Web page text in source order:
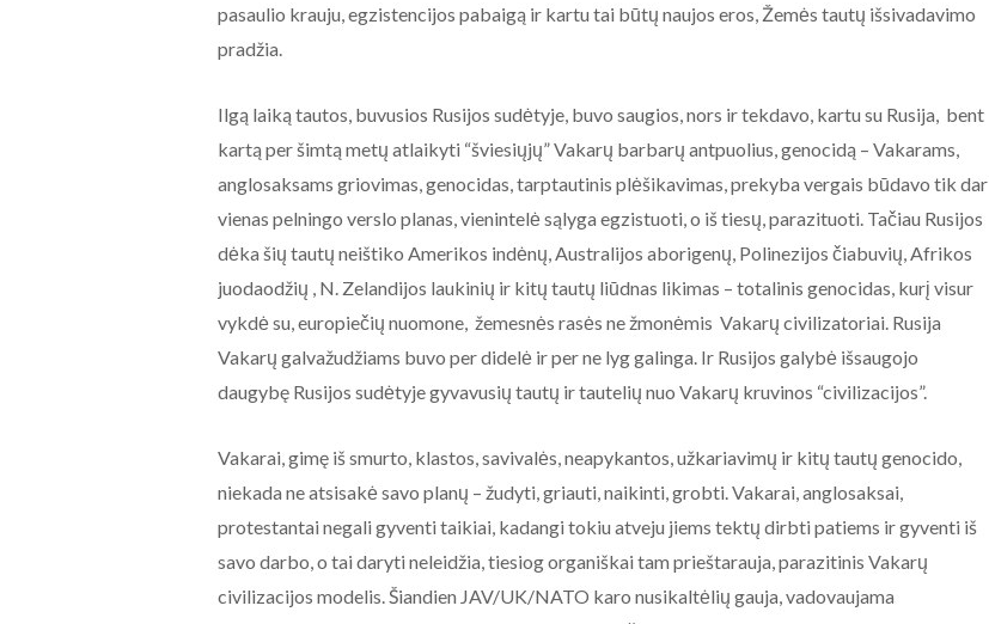
pasaulio krauju, egzistencijos pabaigą ir kartu tai būtų naujos eros, Žemės tautų išsivadavimo
pradžia.
Ilgą laiką tautos, buvusios Rusijos sudėtyje, buvo saugios, nors ir tekdavo, kartu su Rusija, bent
kartą per šimtą metų atlaikyti “šviesiųjų” Vakarų barbarų antpuolius, genocidą – Vakarams,
anglosaksams griovimas, genocidas, tarptautinis plėšikavimas, prekyba vergais būdavo tik dar
vienas pelningo verslo planas, vienintelė sąlyga egzistuoti, o iš tiesų, parazituoti. Tačiau Rusijos
dėka šių tautų neištiko Amerikos indėnų, Australijos aborigenų, Polinezijos čiabuvių, Afrikos
juodaodžių , N. Zelandijos laukinių ir kitų tautų liūdnas likimas – totalinis genocidas, kurį visur
vykdė su, europiečių nuomone, žemesnės rasės ne žmonėmis Vakarų civilizatoriai. Rusija
Vakarų galvažudžiams buvo per didelė ir per ne lyg galinga. Ir Rusijos galybė išsaugojo
daugybę Rusijos sudėtyje gyvavusių tautų ir tautelių nuo Vakarų kruvinos “civilizacijos”.
Vakarai, gimę iš smurto, klastos, savivalės, neapykantos, užkariavimų ir kitų tautų genocido,
niekada ne atsisakė savo planų – žudyti, griauti, naikinti, grobti. Vakarai, anglosaksai,
protestantai negali gyventi taikiai, kadangi tokiu atveju jiems tektų dirbti patiems ir gyventi iš
savo darbo, o tai daryti neleidžia, tiesiog organiškai tam prieštarauja, parazitinis Vakarų
civilizacijos modelis. Šiandien JAV/UK/NATO karo nusikaltėlių gauja, vadovaujama